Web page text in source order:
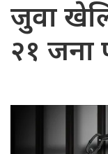
जुवा
२१ जना